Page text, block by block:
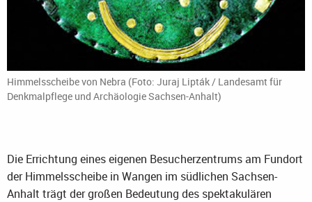
Himmelsscheibe von Nebra (Foto: Juraj Lipták / Landesamt für
Denkmalpflege und Archäologie Sachsen-Anhalt)
Die Errichtung eines eigenen Besucherzentrums am Fundort
der Himmelsscheibe in Wangen im südlichen Sachsen-
Anhalt trägt der großen Bedeutung des spektakulären